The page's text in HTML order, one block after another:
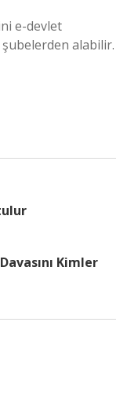
e-devlet
şubelerden alabilir.
Kimler